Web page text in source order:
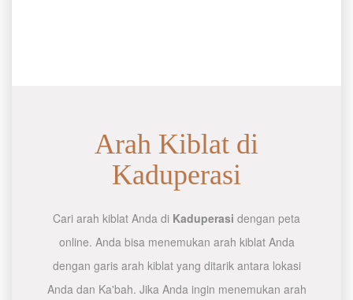
Arah Kiblat di
Kaduperasi
Cari arah kiblat Anda di Kaduperasi dengan peta
online. Anda bisa menemukan arah kiblat Anda
dengan garis arah kiblat yang ditarik antara lokasi
Anda dan Ka'bah. Jika Anda ingin menemukan arah